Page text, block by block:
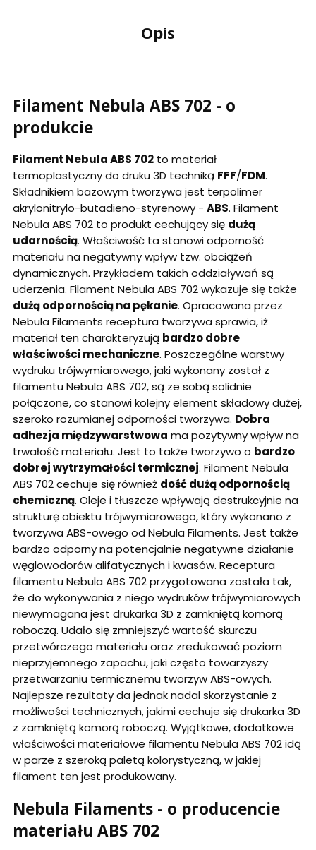
Opis
Filament Nebula ABS 702 - o
produkcie
Filament Nebula ABS 702 to materiał
termoplastyczny do druku 3D techniką FFF/FDM.
Składnikiem bazowym tworzywa jest terpolimer
akrylonitrylo-butadieno-styrenowy - ABS. Filament
Nebula ABS 702 to produkt cechujący się dużą
udarnością. Właściwość ta stanowi odporność
materiału na negatywny wpływ tzw. obciążeń
dynamicznych. Przykładem takich oddziaływań są
uderzenia. Filament Nebula ABS 702 wykazuje się także
dużą odpornością na pękanie. Opracowana przez
Nebula Filaments receptura tworzywa sprawia, iż
materiał ten charakteryzują bardzo dobre
właściwości mechaniczne. Poszczególne warstwy
wydruku trójwymiarowego, jaki wykonany został z
filamentu Nebula ABS 702, są ze sobą solidnie
połączone, co stanowi kolejny element składowy dużej,
szeroko rozumianej odporności tworzywa. Dobra
adhezja międzywarstwowa ma pozytywny wpływ na
trwałość materiału. Jest to także tworzywo o bardzo
dobrej wytrzymałości termicznej. Filament Nebula
ABS 702 cechuje się również dość dużą odpornością
chemiczną. Oleje i tłuszcze wpływają destrukcyjnie na
strukturę obiektu trójwymiarowego, który wykonano z
tworzywa ABS-owego od Nebula Filaments. Jest także
bardzo odporny na potencjalnie negatywne działanie
węglowodorów alifatycznych i kwasów. Receptura
filamentu Nebula ABS 702 przygotowana została tak,
że do wykonywania z niego wydruków trójwymiarowych
niewymagana jest drukarka 3D z zamkniętą komorą
roboczą. Udało się zmniejszyć wartość skurczu
przetwórczego materiału oraz zredukować poziom
nieprzyjemnego zapachu, jaki często towarzyszy
przetwarzaniu termicznemu tworzyw ABS-owych.
Najlepsze rezultaty da jednak nadal skorzystanie z
możliwości technicznych, jakimi cechuje się drukarka 3D
z zamkniętą komorą roboczą. Wyjątkowe, dodatkowe
właściwości materiałowe filamentu Nebula ABS 702 idą
w parze z szeroką paletą kolorystyczną, w jakiej
filament ten jest produkowany.
Nebula Filaments - o producencie
materiału ABS 702